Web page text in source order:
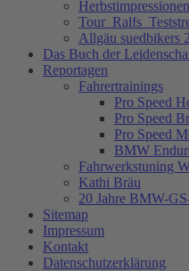
Allgäu suedbikers
Das Buch der
Reportagen
Fahrertrainings
Pro Speed
Pro Speed
Pro Speed
BMW
Fahrwerkstuning
Kathi Bräu
20 Jahre BMW-
Sitemap
Impressum
Kontakt
Datenschutzerklärung